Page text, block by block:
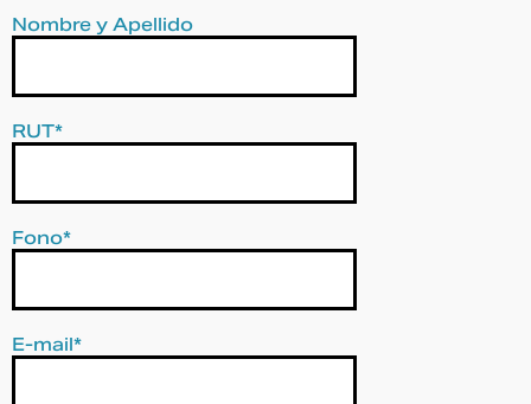
Nombre y Apellido
RUT*
Fono*
E-mail*